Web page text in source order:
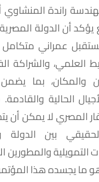
راندة
أن الدولة
عمراني
العلمي، والشراكة
والمكان، بما
الحالية
المصري لا يمكن أن
بين الدولة
والمطورين
ما يجسده هذا